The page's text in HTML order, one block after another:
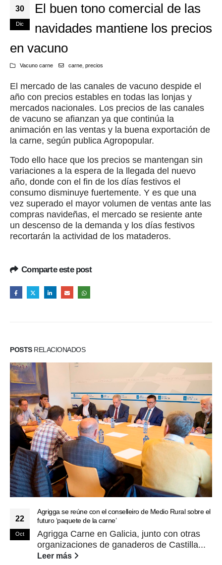
30
Dic
El buen tono comercial de las
navidades mantiene los precios
en vacuno
Vacuno carne carne, precios
El mercado de las canales de vacuno despide el
año con precios estables en todas las lonjas y
mercados nacionales. Los precios de las canales
de vacuno se afianzan ya que continúa la
animación en las ventas y la buena exportación de
la carne, según publica Agropopular.
Todo ello hace que los precios se mantengan sin
variaciones a la espera de la llegada del nuevo
año, donde con el fin de los días festivos el
consumo disminuye fuertemente. Y es que una
vez superado el mayor volumen de ventas ante las
compras navideñas, el mercado se resiente ante
un descenso de la demanda y los días festivos
recortarán la actividad de los mataderos.
Comparte este post
POSTSRELACIONADOS
22
Oct
Agrigga se reúne con el conselleiro de Medio Rural sobre el
futuro ‘paquete de la carne’
Agrigga Carne en Galicia, junto con otras
organizaciones de ganaderos de Castilla...
Leer más